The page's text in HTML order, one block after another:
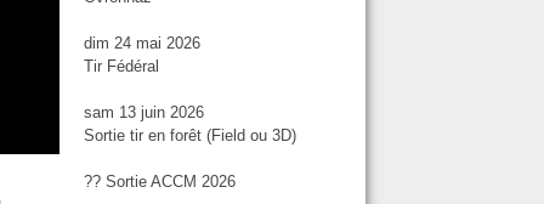
dim 24 mai 2026
Tir Fédéral
sam 13 juin 2026
Sortie tir en forêt (Field ou 3D)
?? Sortie ACCM 2026